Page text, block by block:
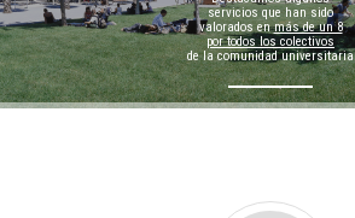
servicios que han sido
valorados enmás de un 8
por todos los colectivos
de la comunidad universitaria